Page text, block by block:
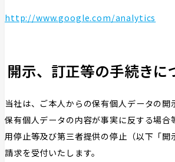
http://www.google.com/analytics
開⽰、訂正等の⼿続きに
当社は、ご本人からの保有個人データの開
保有個人データの内容が事実に反する場合
用停止等及び第三者提供の停止（以下「開
請求を受付いたします。